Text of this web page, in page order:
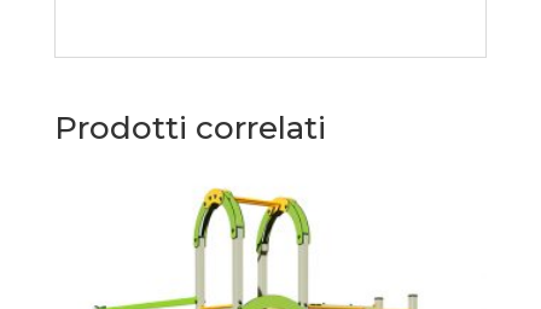
Prodotti correlati